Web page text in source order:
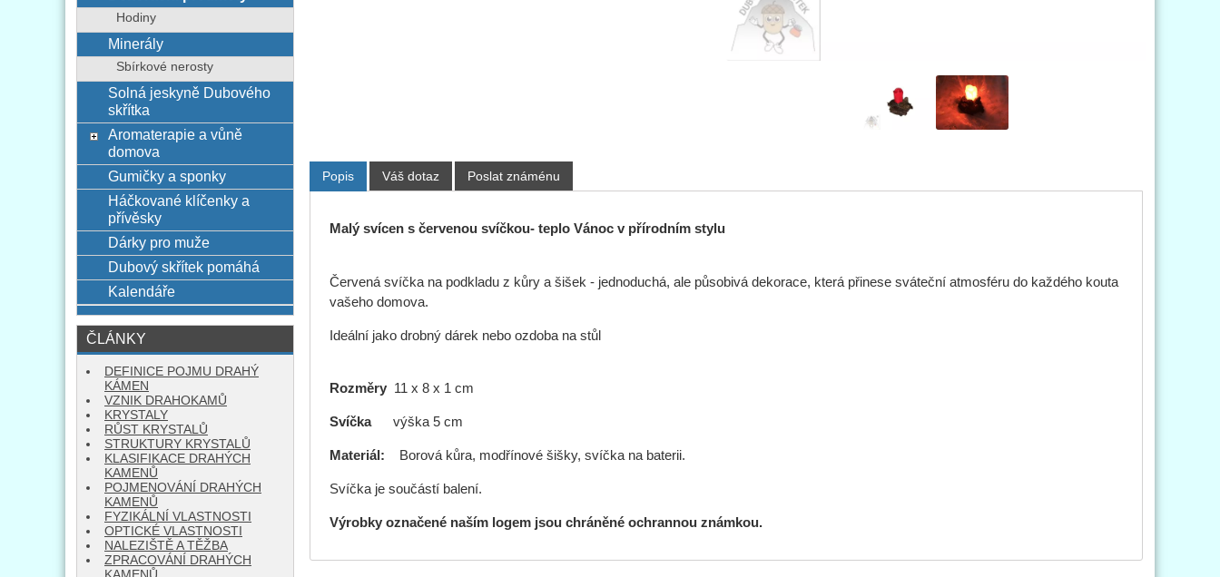
Popis Váš dotaz Poslat známénu
Malý svícen s červenou svíčkou- teplo Vánoc v přírodním stylu
Červená svíčka na podkladu z kůry a šišek - jednoduchá, ale působivá dekorace, která přinese sváteční atmosféru do každého kouta
vašeho domova.
Ideální jako drobný dárek nebo ozdoba na stůl
Rozměry11 x 8 x 1 cm
Svíčkavýška 5 cm
Materiál: Borová kůra, modřínové šišky, svíčka na baterii.
Svíčka je součástí balení.
Výrobky označené naším logem jsou chráněné ochrannou známkou.
Hodiny
Minerály
Sbírkové nerosty
Solná jeskyně Dubového
skřítka
Aromaterapie a vůně
domova
Gumičky a sponky
Háčkované klíčenky a
přívěsky
Dárky pro muže
Dubový skřítek pomáhá
Kalendáře
ČLÁNKY
DEFINICE POJMU DRAHÝ
KÁMEN
VZNIK DRAHOKAMŮ
KRYSTALY
RŮST KRYSTALŮ
STRUKTURY KRYSTALŮ
KLASIFIKACE DRAHÝCH
KAMENŮ
POJMENOVÁNÍ DRAHÝCH
KAMENŮ
FYZIKÁLNÍ VLASTNOSTI
OPTICKÉ VLASTNOSTI
NALEZIŠTĚ A TĚŽBA
ZPRACOVÁNÍ DRAHÝCH